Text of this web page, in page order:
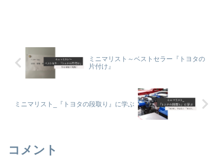
ミニマリスト～ベストセラー『トヨタの
片付け』
ミニマリスト_『トヨタの段取り』に学ぶ
コメント